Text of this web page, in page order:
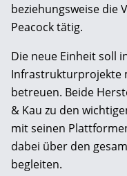
beziehungsweise die
Peacock tätig.
Die neue Einheit soll
Infrastrukturprojekte
betreuen. Beide
& Kau zu den
mit seinen
dabei über den
begleiten.